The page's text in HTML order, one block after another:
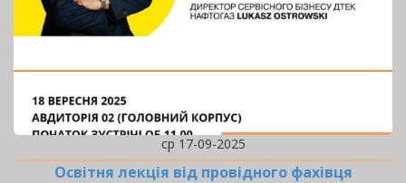
ср 17-09-2025
Освітня лекція від провідного фахівця